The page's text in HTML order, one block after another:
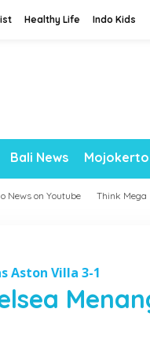
Healthy Life Indo Kids
Bali News Mojokerto
News on Youtube Think Mega
Aston Villa 3-1